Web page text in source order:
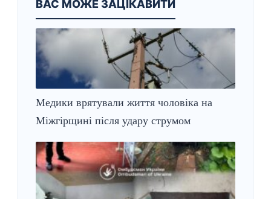
ВАС МОЖЕ ЗАЦІКАВИТИ
Медики врятували життя чоловіка на
Міжгірщині після удару струмом